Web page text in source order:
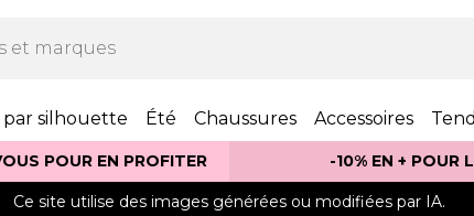
par silhouette Été Chaussures Accessoires
POUR EN PROFITER -10% EN + POUR
Ce site utilise des images générées ou modifiées par IA.